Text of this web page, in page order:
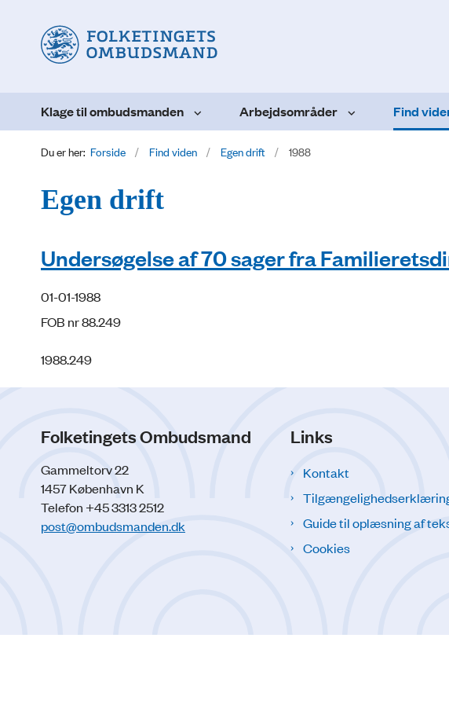
Klage til ombudsmanden Arbejdsområder Find
Du er her: Forside Find viden Egen drift 1988
Egen drift
Undersøgelse af 70 sager fra
01-01-1988
FOB nr 88.249
1988.249
Folketingets Ombudsmand
Gammeltorv 22
1457 København K
Telefon +45 3313 2512
post@ombudsmanden.dk
Links
Kontakt
Guide til oplæsning af
Cookies